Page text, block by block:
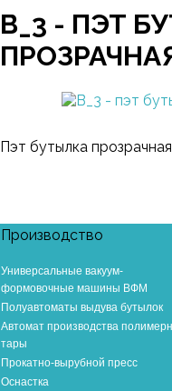
B_3 - ПЭТ
Пэт бутылка
Производство
Универсальные вакуум-
формовочные машины ВФМ
Полуавтоматы выдува бутылок
Автомат производства
тары
Прокатно-вырубной пресс
Оснастка